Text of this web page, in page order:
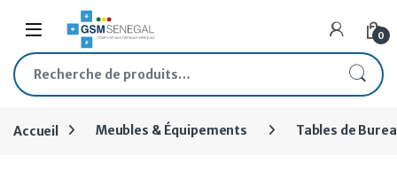
Skip to navigation
Skip to content
Open 0
Recherche pour :
Accueil Meubles & Équipements Tables de